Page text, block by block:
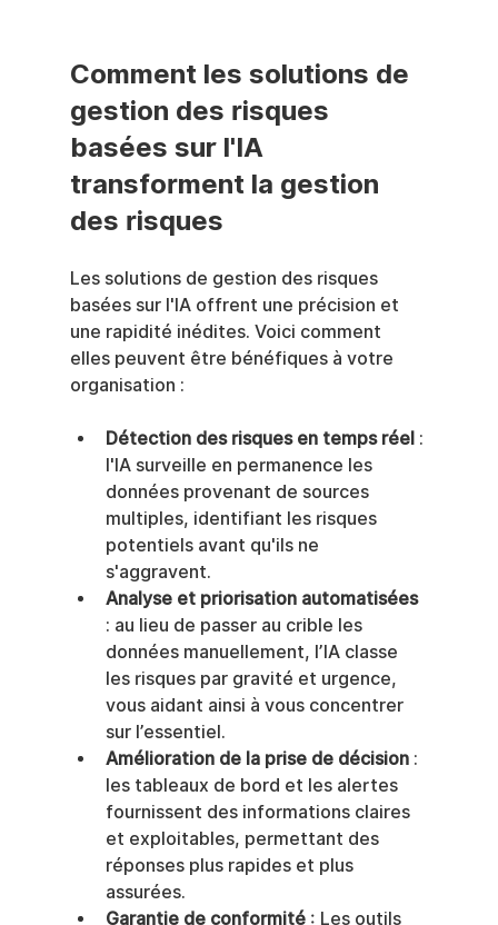
Comment les solutions de
gestion des risques
basées sur l'IA
transforment la gestion
des risques
Les solutions de gestion des risques
basées sur l'IA offrent une précision et
une rapidité inédites. Voici comment
elles peuvent être bénéfiques à votre
organisation :
Détection des risques en temps réel :
l'IA surveille en permanence les
données provenant de sources
multiples, identifiant les risques
potentiels avant qu'ils ne
s'aggravent.
Analyse et priorisation automatisées
: au lieu de passer au crible les
données manuellement, l’IA classe
les risques par gravité et urgence,
vous aidant ainsi à vous concentrer
sur l’essentiel.
Amélioration de la prise de décision :
les tableaux de bord et les alertes
fournissent des informations claires
et exploitables, permettant des
réponses plus rapides et plus
assurées.
Garantie de conformité : Les outils